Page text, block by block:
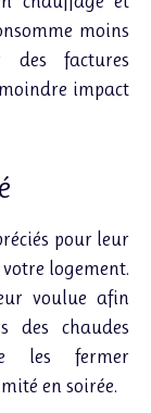
moins
factures
impact
pour leur
logement.
voulue afin
des chaudes
les fermer
en soirée.